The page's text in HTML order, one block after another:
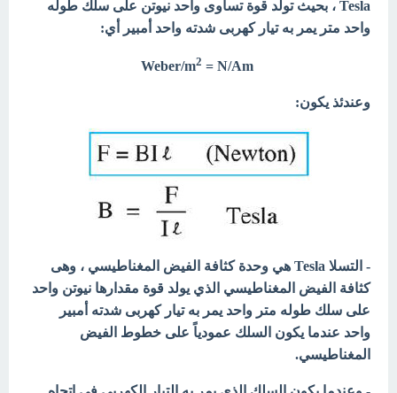
Tesla ، بحيث تولد قوة تساوى واحد نيوتن على سلك طوله
واحد متر يمر به تيار كهربى شدته واحد أمبير أي:
Weber/m
2 = N/Am
وعندئذ يكون:
- التسلا Tesla هي وحدة كثافة الفيض المغناطيسي ، وهى
كثافة الفيض المغناطيسي الذي يولد قوة مقدارها نيوتن واحد
على سلك طوله متر واحد يمر به تيار كهربى شدته أمبير
واحد عندما يكون السلك عمودياً على خطوط الفيض
المغناطيسي.